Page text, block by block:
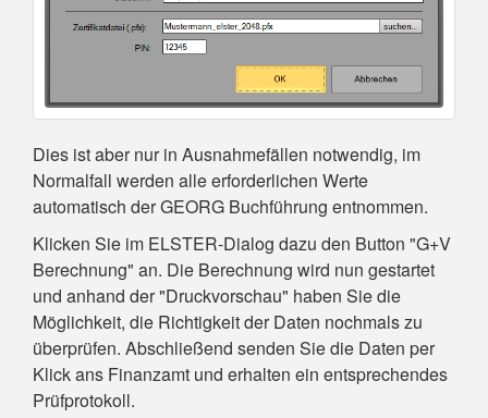
Dies ist aber nur in Ausnahmefällen notwendig, im
Normalfall werden alle erforderlichen Werte
automatisch der GEORG Buchführung entnommen.
Klicken Sie im ELSTER-Dialog dazu den Button "G+V
Berechnung" an. Die Berechnung wird nun gestartet
und anhand der "Druckvorschau" haben Sie die
Möglichkeit, die Richtigkeit der Daten nochmals zu
überprüfen. Abschließend senden Sie die Daten per
Klick ans Finanzamt und erhalten ein entsprechendes
Prüfprotokoll.